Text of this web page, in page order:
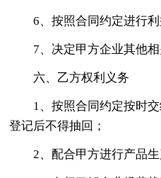
6、按照合同约定进行利
7、决定甲方企业其他相
六、乙方权利义务
1、按照合同约定按时
登记后不得抽回；
2、配合甲方进行产品